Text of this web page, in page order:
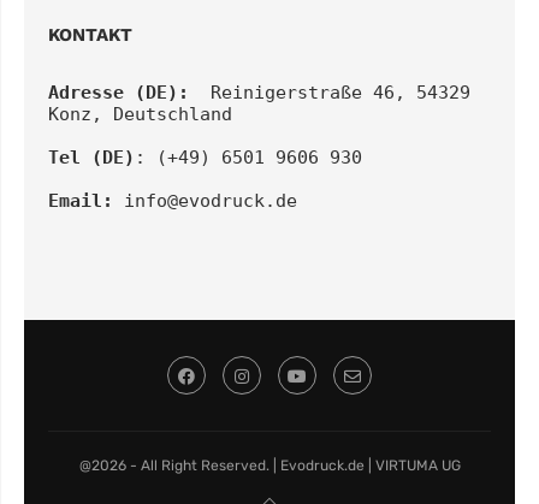
KONTAKT
Adresse (DE):
Reinigerstraße 46, 54329
Konz, Deutschland
Tel (DE) : (+49) 6501 9606 930
Email:
info@evodruck.de
@2026 - All Right Reserved. | Evodruck.de | VIRTUMA UG